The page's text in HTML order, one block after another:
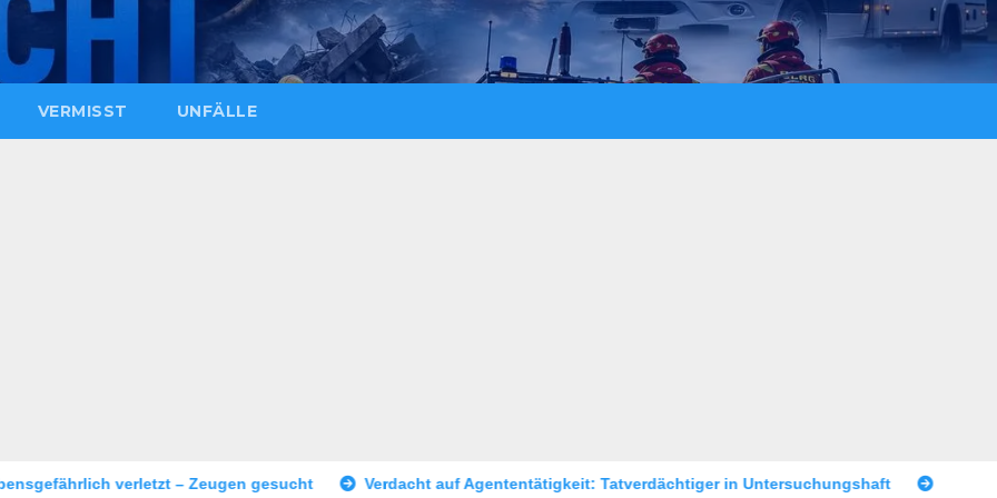
VERMISST UNFÄLLE
gesucht Verdacht auf Agententätigkeit: Tatverdächtiger in Untersuchungshaft Raubüberfall im